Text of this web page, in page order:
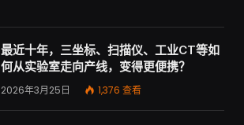
最近十年，三坐标、扫描仪、工业CT等如
何从实验室走向产线，变得更便携？
2026年3月25日 1,376 查看